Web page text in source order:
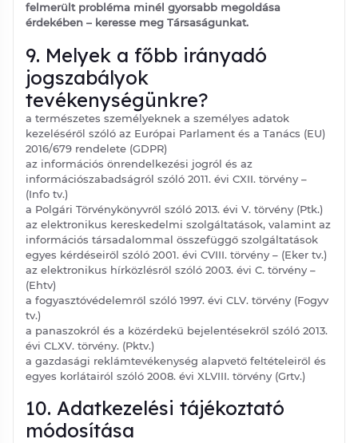
felmerült probléma minél gyorsabb megoldása
érdekében – keresse meg Társaságunkat.
9. Melyek a főbb irányadó
jogszabályok
tevékenységünkre?
a természetes személyeknek a személyes adatok
kezeléséről szóló az Európai Parlament és a Tanács (EU)
2016/679 rendelete (GDPR)
az információs önrendelkezési jogról és az
információszabadságról szóló 2011. évi CXII. törvény –
(Info tv.)
a Polgári Törvénykönyvről szóló 2013. évi V. törvény (Ptk.)
az elektronikus kereskedelmi szolgáltatások, valamint az
információs társadalommal összefüggő szolgáltatások
egyes kérdéseiről szóló 2001. évi CVIII. törvény – (Eker tv.)
az elektronikus hírközlésről szóló 2003. évi C. törvény –
(Ehtv)
a fogyasztóvédelemről szóló 1997. évi CLV. törvény (Fogyv
tv.)
a panaszokról és a közérdekű bejelentésekről szóló 2013.
évi CLXV. törvény. (Pktv.)
a gazdasági reklámtevékenység alapvető feltételeiről és
egyes korlátairól szóló 2008. évi XLVIII. törvény (Grtv.)
10. Adatkezelési tájékoztató
módosítása